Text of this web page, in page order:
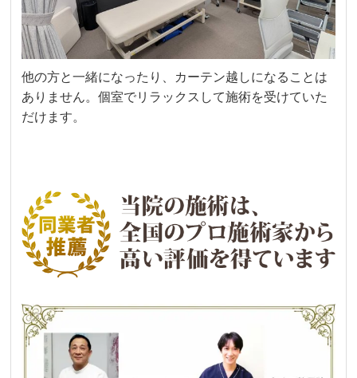
他の方と一緒になったり、カーテン越しになることは
ありません。個室でリラックスして施術を受けていた
だけます。